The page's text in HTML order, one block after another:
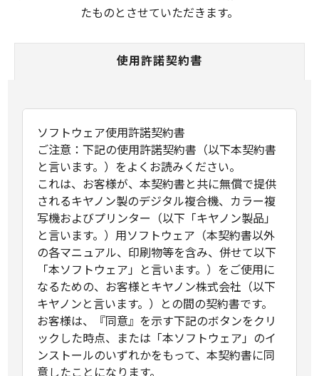
たものとさせていただきます。
使用許諾契約書
ソフトウェア使用許諾契約書
ご注意：下記の使用許諾契約書（以下本契約書
と言います。）をよくお読みください。
これは、お客様が、本契約書と共に無償で提供
されるキヤノン製のデジタル複合機、カラー複
写機およびプリンター（以下「キヤノン製品」
と言います。）用ソフトウェア（本契約書以外
の各マニュアル、印刷物等を含み、併せて以下
「本ソフトウェア」と言います。）をご使用に
なるための、お客様とキヤノン株式会社（以下
キヤノンと言います。）との間の契約書です。
お客様は、『同意』を示す下記のボタンをクリ
ックした時点、または「本ソフトウェア」のイ
ンストールのいずれかをもって、本契約書に同
意したことになります。